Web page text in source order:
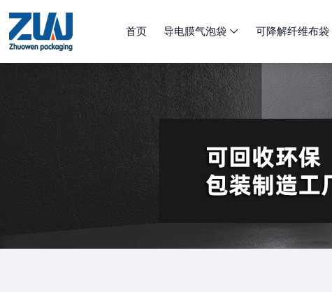
首页 导电膜气泡袋  可降解纤维布袋